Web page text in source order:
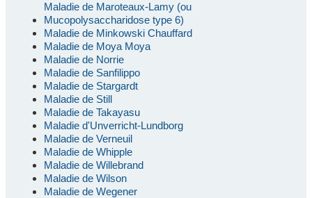
Maladie de Maroteaux-Lamy (ou
Mucopolysaccharidose type 6)
Maladie de Minkowski Chauffard
Maladie de Moya Moya
Maladie de Norrie
Maladie de Sanfilippo
Maladie de Stargardt
Maladie de Still
Maladie de Takayasu
Maladie d'Unverricht-Lundborg
Maladie de Verneuil
Maladie de Whipple
Maladie de Willebrand
Maladie de Wilson
Maladie de Wegener